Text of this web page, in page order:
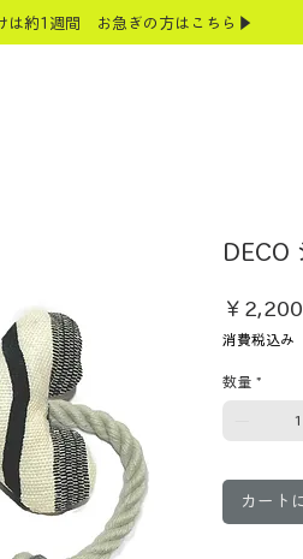
は約1週間 お急ぎの方はこちら▶
DECO
￥2,200
消費税込み
数量 *
カート